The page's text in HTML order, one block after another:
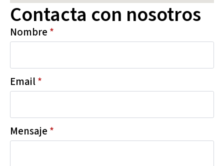
Contacta con nosotros
Nombre *
Email*
Mensaje *